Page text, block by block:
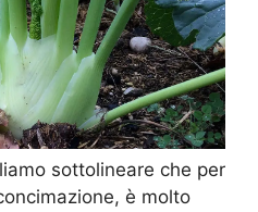
sottolineare che per
è molto